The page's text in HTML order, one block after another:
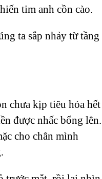
tim anh cồn cào.
ta sắp nhảy từ tầng
chưa kịp tiêu hóa hết
được nhấc bổng lên.
cho chân mình